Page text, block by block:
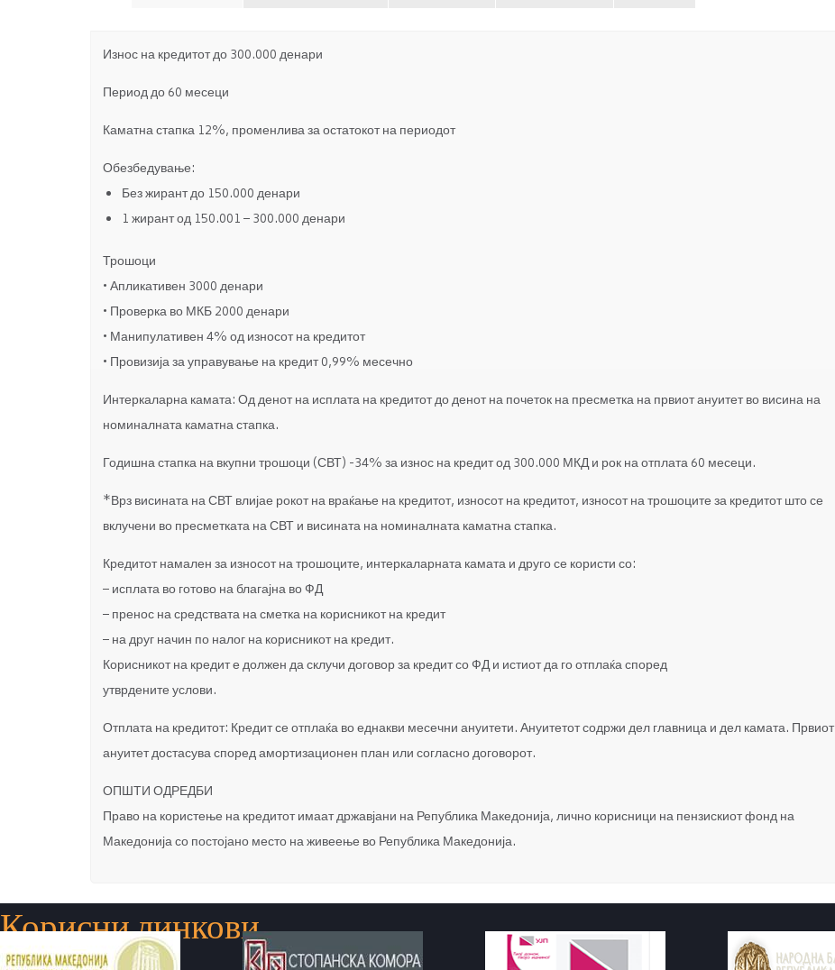
Износ на кредитот до 300.000 денари
Период до 60 месеци
Каматна стапка 12%, променлива за остатокот на периодот
Обезбедување:
Без жирант до 150.000 денари
1 жирант од 150.001 – 300.000 денари
Трошоци
• Апликативен 3000 денари
• Проверка во МКБ 2000 денари
• Манипулативен 4% од износот на кредитот
• Провизија за управување на кредит 0,99% месечно
Интеркаларна камата: Од денот на исплата на кредитот до денот на почеток на пресметка на првиот ануитет во висина на
номиналната каматна стапка.
Годишна стапка на вкупни трошоци (СВТ) -34% за износ на кредит од 300.000 МКД и рок на отплата 60 месеци.
*Врз висината на СВТ влијае рокот на враќање на кредитот, износот на кредитот, износот на трошоците за кредитот што се
вклучени во пресметката на СВТ и висината на номиналната каматна стапка.
Кредитот намален за износот на трошоците, интеркаларната камата и друго се користи со:
– исплата во готово на благајна во ФД
– пренос на средствата на сметка на корисникот на кредит
– на друг начин по налог на корисникот на кредит.
Корисникот на кредит е должен да склучи договор за кредит со ФД и истиот да го отплаќа според
утврдените услови.
Отплата на кредитот: Кредит се отплаќа во еднакви месечни ануитети. Ануитетот содржи дел главница и дел камата. Првиот
ануитет достасува според амортизационен план или согласно договорот.
ОПШТИ ОДРЕДБИ
Право на користење на кредитот имаат државјани на Република Македонија, лично корисници на пензискиот фонд на
Македонија со постојано место на живеење во Република Македонија.
Корисни линкови